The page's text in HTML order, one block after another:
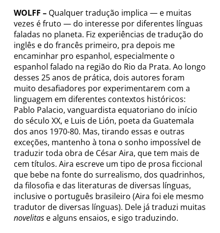
WOLFF – Qualquer tradução implica — e muitas
vezes é fruto — do interesse por diferentes línguas
faladas no planeta. Fiz experiências de tradução do
inglês e do francês primeiro, pra depois me
encaminhar pro espanhol, especialmente o
espanhol falado na região do Rio da Prata. Ao longo
desses 25 anos de prática, dois autores foram
muito desafiadores por experimentarem com a
linguagem em diferentes contextos históricos:
Pablo Palacio, vanguardista equatoriano do início
do século XX, e Luis de Lión, poeta da Guatemala
dos anos 1970-80. Mas, tirando essas e outras
exceções, mantenho à tona o sonho impossível de
traduzir toda obra de César Aira, que tem mais de
cem títulos. Aira escreve um tipo de prosa ficcional
que bebe na fonte do surrealismo, dos quadrinhos,
da filosofia e das literaturas de diversas línguas,
inclusive o português brasileiro (Aira foi ele mesmo
tradutor de diversas línguas). Dele já traduzi muitas
novelitas e alguns ensaios, e sigo traduzindo.